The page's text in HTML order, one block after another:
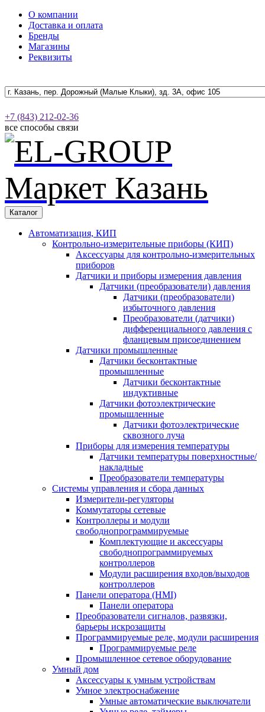
О компании
Доставка и оплата
Бренды
Магазины
Реквизиты
+7 (843) 212-02-36
все способы связи
Каталог
Автоматизация, КИП
Контрольно-измерительные приборы (КИП)
Аксессуары для контрольно-измерительных
приборов
Датчики и приборы измерения давления
Датчики (преобразователи) давления
Датчики (преобразователи)
избыточного давления
Преобразователи (датчики)
дифференциального давления с
фланцевым присоединением
Датчики промышленные
Датчики бесконтактные
промышленные
Датчики бесконтактные
индуктивные
Датчики фотоэлектрические
промышленные
Датчики фотоэлектрические
сквозного луча
Приборы для измерения температуры
Датчики температуры поверхностные/
накладные
Преобразователи температуры
Системы управления и сбора данных
Измерители-регуляторы
Коммутаторы сетевые
Контроллеры и модули
свободнопрограммируемые
Комплектующие и аксессуары
свободнопрограммируемых
контроллеров
Модули расширения входов/выходов
контроллеров
Панели оператора (HMI)
Панели оператора
Преобразователи сигналов, развязки,
барьеры искрозащиты
Программируемые реле, модули расширения
Программируемые реле
Промышленное сетевое оборудование
Умный дом
Аксессуары к умным устройствам
Умное электроснабжение
Умные автоматические выключатели